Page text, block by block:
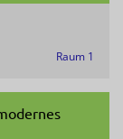
Raum 1